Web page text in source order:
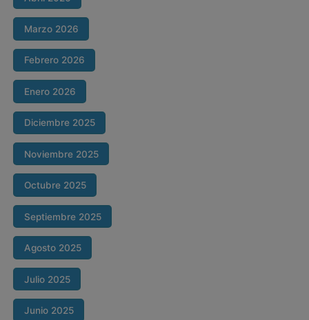
Marzo 2026
Febrero 2026
Enero 2026
Diciembre 2025
Noviembre 2025
Octubre 2025
Septiembre 2025
Agosto 2025
Julio 2025
Junio 2025